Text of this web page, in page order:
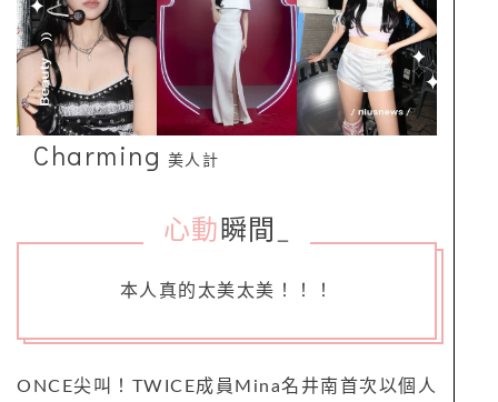
Charming 美人計
心動 瞬間
本人真的太美太美！！！
ONCE尖叫！TWICE成員Mina名井南首次以個人